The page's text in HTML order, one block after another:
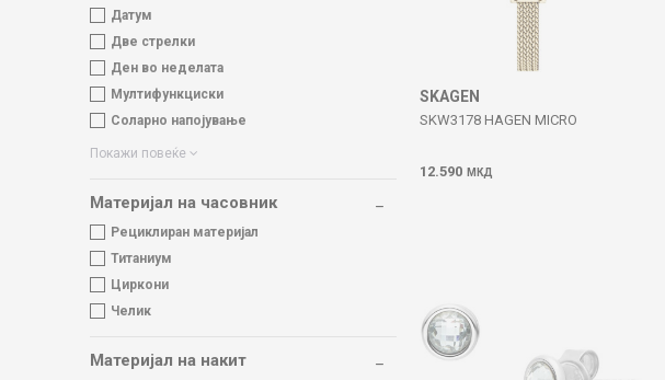
Датум
Две стрелки
Ден во неделата
Мултифункциски
Соларно напојување
Покажи повеќе
Материјал на часовник
Рециклиран материјал
Титаниум
Циркони
Челик
Материјал на накит
SKAGEN
SKW3178 HAGEN MICRO
12.590 МКД